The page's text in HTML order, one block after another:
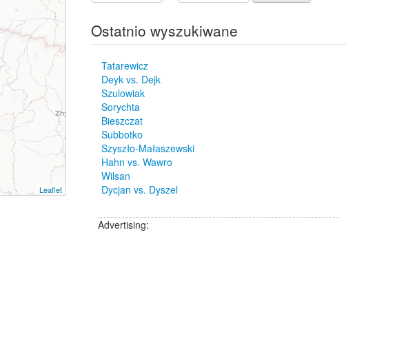
Leaflet
Ostatnio wyszukiwane
Tatarewicz
Deyk vs. Dejk
Szulowiak
Sorychta
Bieszczat
Subbotko
Szyszło-Małaszewski
Hahn vs. Wawro
Wilsan
Dycjan vs. Dyszel
Advertising: